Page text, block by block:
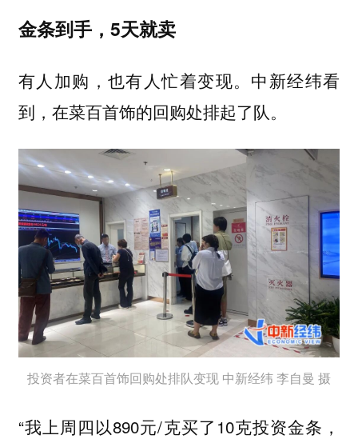
金条到手，5天就卖
有人加购，也有人忙着变现。中新经纬看
到，在菜百首饰的回购处排起了队。
投资者在菜百首饰回购处排队变现 中新经纬 李自曼 摄
“我上周四以890元/克买了10克投资金条，